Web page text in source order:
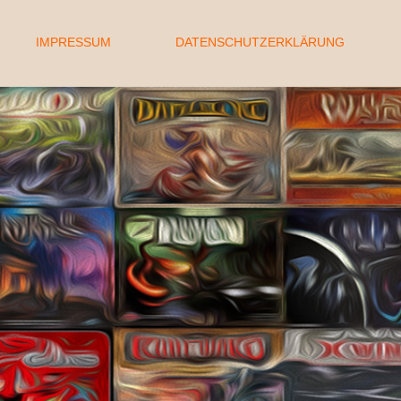
IMPRESSUM DATENSCHUTZERKLÄRUNG